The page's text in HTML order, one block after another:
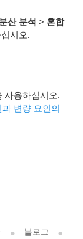
분산 분석 > 혼합
시오.
사용하십시오.
변량 요인의
블로그